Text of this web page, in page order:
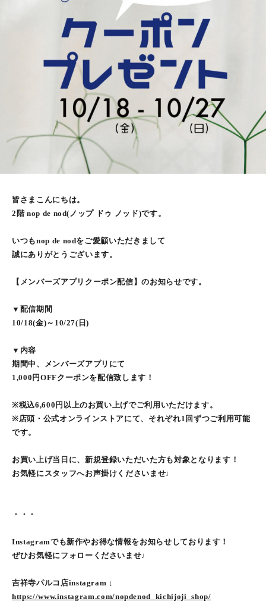
皆さまこんにちは。
2階 nop de nod(ノップ ドゥ ノッド)です。
いつもnop de nodをご愛顧いただきまして
誠にありがとうございます。
【メンバーズアプリクーポン配信】のお知らせです。
▼配信期間
10/18(金)～10/27(日)
▼内容
期間中、メンバーズアプリにて
1,000円OFFクーポンを配信致します！
※税込6,600円以上のお買い上げでご利用いただけます。
※店頭・公式オンラインストアにて、それぞれ1回ずつご利用可能
です。
お買い上げ当日に、新規登録いただいた方も対象となります！
お気軽にスタッフへお声掛けくださいませ♩
・・・
Instagramでも新作やお得な情報をお知らせしております！
ぜひお気軽にフォローくださいませ♩
吉祥寺パルコ店instagram ↓
https://www.instagram.com/nopdenod_kichijoji_shop/